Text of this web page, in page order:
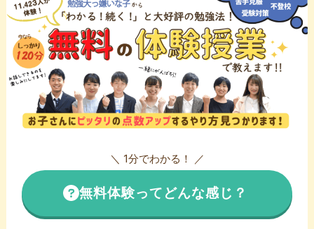
＼ 1分でわかる！ ／
無料体験ってどんな感じ？